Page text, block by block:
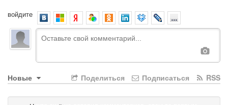
войдите
Новые RSS
Подписаться
Поделиться